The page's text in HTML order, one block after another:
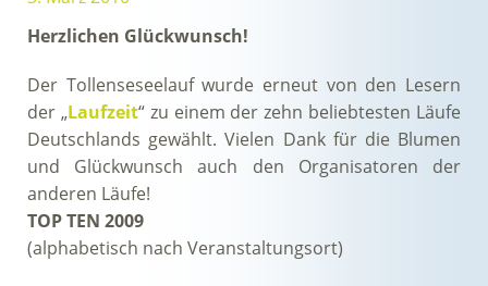
Herzlichen Glückwunsch!
Der Tollenseseelauf wurde erneut von den Lesern
der „Laufzeit“ zu einem der zehn beliebtesten Läufe
Deutschlands gewählt. Vielen Dank für die Blumen
und Glückwunsch auch den Organisatoren der
anderen Läufe!
TOP TEN 2009
(alphabetisch nach Veranstaltungsort)